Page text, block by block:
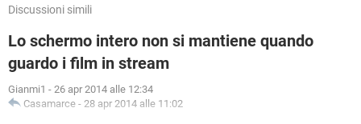
Discussioni simili
Lo schermo intero non si mantiene quando
guardo i film in stream
Gianmi1 - 26 apr 2014 alle 12:34
Casamarce - 28 apr 2014 alle 11:02